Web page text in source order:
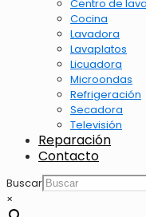
Centro de
Cocina
Lavadora
Lavaplatos
Licuadora
Microondas
Refrigeración
Secadora
Televisión
Reparación
Contacto
Buscar
×